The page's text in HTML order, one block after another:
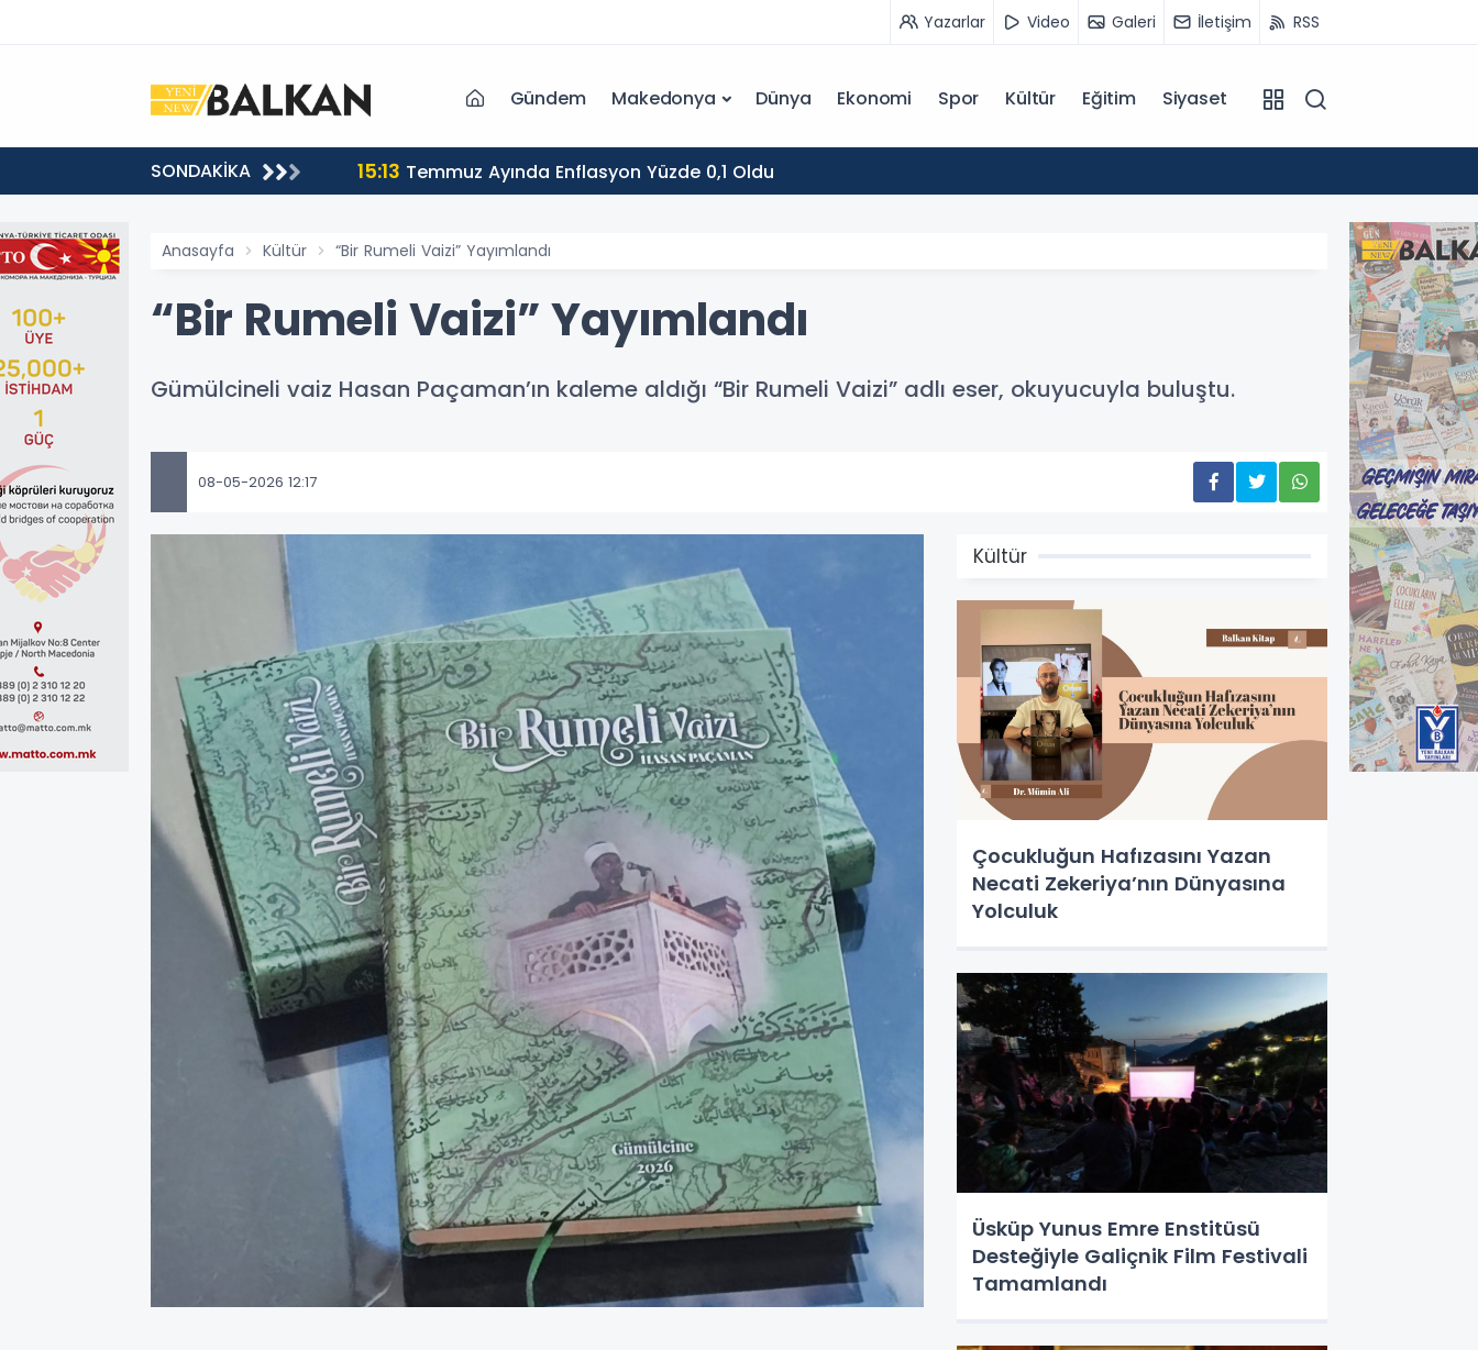
Yazarlar Video Galeri İletişim RSS
Gündem Makedonya Dünya Ekonomi Spor Kültür Eğitim Siyaset
SONDAKİKA 15:13 Temmuz Ayında Enflasyon Yüzde 0,1 Oldu
Anasayfa Kültür “Bir Rumeli Vaizi” Yayımlandı
“Bir Rumeli Vaizi” Yayımlandı
Gümülcineli vaiz Hasan Paçaman’ın kaleme aldığı “Bir Rumeli Vaizi” adlı eser, okuyucuyla buluştu.
08-05-2026 12:17
Kültür
Çocukluğun Hafızasını Yazan
Necati Zekeriya’nın Dünyasına
Yolculuk
Üsküp Yunus Emre Enstitüsü
Desteğiyle Galiçnik Film Festivali
Tamamlandı